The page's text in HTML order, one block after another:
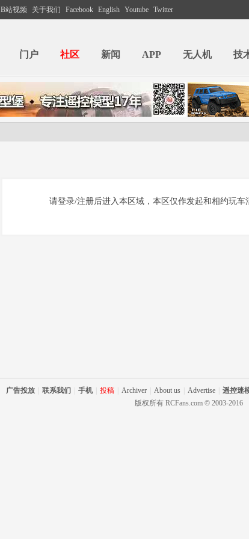
B站视频 关于我们 Facebook English Youtube Twitter
门户 社区 新闻 APP 无人机 技
请登录/注册后进入本区域，本区仅作发起和相约玩车
广告投放 联系我们 手机 投稿 Archiver About us Advertise 遥控迷
版权所有 RCFans.com © 2003-2016